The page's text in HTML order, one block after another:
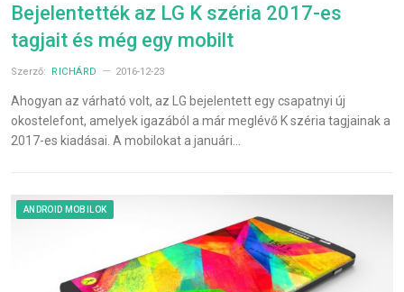
Bejelentették az LG K széria 2017-es
tagjait és még egy mobilt
Szerző: RICHÁRD 2016-12-23
Ahogyan az várható volt, az LG bejelentett egy csapatnyi új
okostelefont, amelyek igazából a már meglévő K széria tagjainak a
2017-es kiadásai. A mobilokat a januári…
ANDROID MOBILOK